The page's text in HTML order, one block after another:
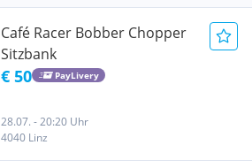
Café Racer Bobber Chopper
Sitzbank
€ 50 PayLivery
28.07. - 20:20 Uhr
4040 Linz